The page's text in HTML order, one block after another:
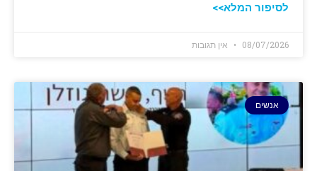
לסיפור המלא>>
08/07/2026 אין תגובות
אנשים